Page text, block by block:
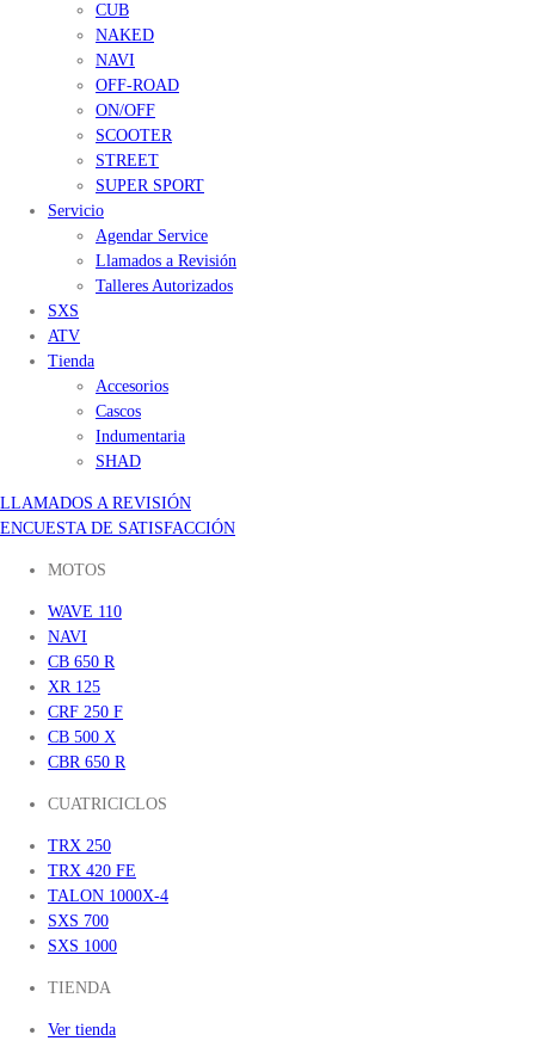
CUB
NAKED
NAVI
OFF-ROAD
ON/OFF
SCOOTER
STREET
SUPER SPORT
Servicio
Agendar Service
Llamados a Revisión
Talleres Autorizados
SXS
ATV
Tienda
Accesorios
Cascos
Indumentaria
SHAD
LLAMADOS A REVISIÓN
ENCUESTA DE SATISFACCIÓN
MOTOS
WAVE 110
NAVI
CB 650 R
XR 125
CRF 250 F
CB 500 X
CBR 650 R
CUATRICICLOS
TRX 250
TRX 420 FE
TALON 1000X-4
SXS 700
SXS 1000
TIENDA
Ver tienda